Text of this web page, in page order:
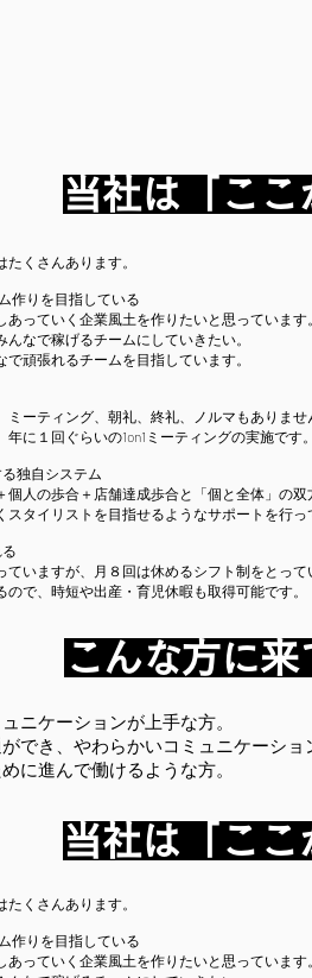
当社は「ここ
くさんあります。
作りを目指している
っていく企業風土を作りたいと思っています。
なで稼げるチームにしていきたい。
で頑張れるチームを目指しています。
ーティング、朝礼、終礼、ノルマもありませ
に１回ぐらいの1on1ミーティングの実施です。
独自システム
人の歩合＋店舗達成歩合と「個と全体」の双
タイリストを目指せるようなサポートを行っ
ていますが、月８回は休めるシフト制をとって
で、時短や出産・育児休暇も取得可能です。
こんな方に来
ニケーションが上手な方。
でき、やわらかいコミュニケーショ
に進んで働けるような方。​
当社は「ここ
くさんあります。
作りを目指している
っていく企業風土を作りたいと思っています。